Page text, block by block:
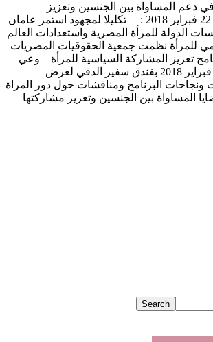
دعم المساواة بين الجنسين وتعزيز
مشاركتها المجتمعية 22 فبراير 2018 : تكليلا لمجهود استمر عامان
الدولة للمرأة المصرية واستعدادات العالم
للمرأة نظمت جمعية الحقوقيات المصريات
تعزيز المشاركة السياسية للمرأة – وعي
الخميس الموافق 22 فبراير 2018 بفندق سفير الدقي لعرض
ونجاحات البرنامج ومناقشات حول دور المراة
المساواة بين الجنسين وتعزيز مشاركتها
Search